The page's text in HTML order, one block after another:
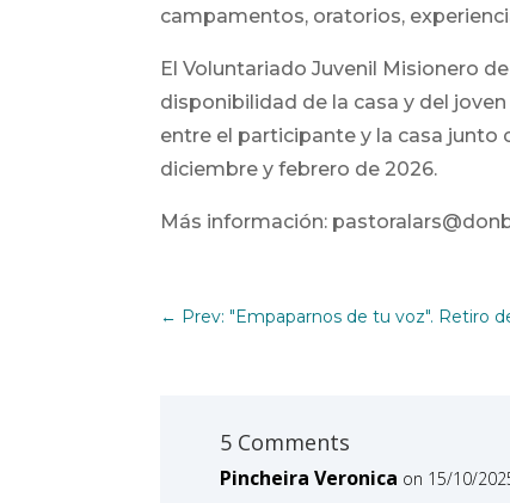
campamentos, oratorios,
El Voluntariado Juvenil Misionero
disponibilidad de la casa y del
entre el participante y la casa junto
diciembre y febrero de 2026.
Más información:
← Prev: "Empaparnos de tu voz". Retiro
5 Comments
Pincheira Veronica on 15/10/